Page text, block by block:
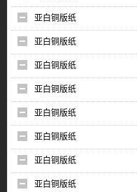
亚白铜版纸
亚白铜版纸
亚白铜版纸
亚白铜版纸
亚白铜版纸
亚白铜版纸
亚白铜版纸
亚白铜版纸